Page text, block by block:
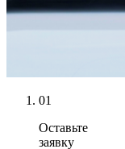
01
Оставьте
заявку